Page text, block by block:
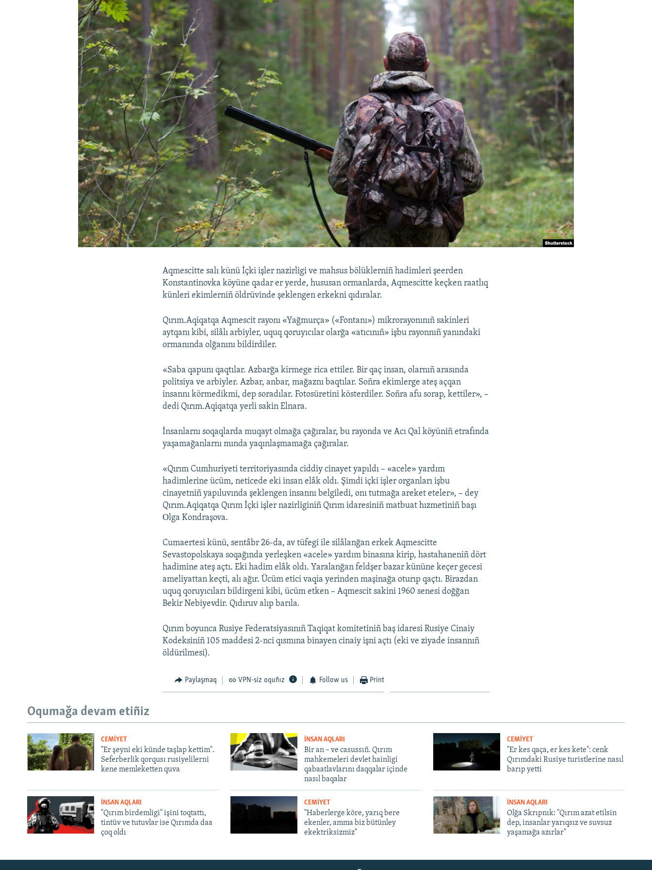
Русский
Aqmescitte salı künü İçki işler nazirligi ve mahsus bölüklerniñ hadimleri şeerden
Konstantinovka köyüne qadar er yerde, hususan ormanlarda, Aqmescitte keçken raatlıq
künleri ekimlerniñ öldrüvinde şeklengen erkekni qıdıralar.
Qırım.Aqiqatqa Aqmescit rayonı «Yağmurça» («Fontanı») mikrorayonınıñ sakinleri
aytqanı kibi, silâlı arbiyler, uquq qoruyıcılar olarğa «atıcınıñ» işbu rayonnıñ yanındaki
ormanında olğanını bildirdiler.
«Saba qapunı qaqtılar. Azbarğa kirmege rica ettiler. Bir qaç insan, olarnıñ arasında
politsiya ve arbiyler. Azbar, anbar, mağaznı baqtılar. Soñra ekimlerge ateş açqan
insannı körmedikmi, dep soradılar. Fotosüretini kösterdiler. Soñra afu sorap, kettiler», –
dedi Qırım.Aqiqatqa yerli sakin Elnara.
İnsanlarnı soqaqlarda muqayt olmağa çağıralar, bu rayonda ve Acı Qal köyüniñ etrafında
yaşamağanlarnı mında yaqınlaşmamağa çağıralar.
«Qırım Cumhuriyeti territoriyasında ciddiy cinayet yapıldı – «acele» yardım
hadimlerine ücüm, neticede eki insan elâk oldı. Şimdi içki işler organları işbu
cinayetniñ yapıluvında şeklengen insannı belgiledi, onı tutmağa areket eteler», – dey
Qırım.Aqiqatqa Qırım İçki işler nazirliginiñ Qırım idaresiniñ matbuat hızmetiniñ başı
Оlga Kondraşova.
Cumaertesi künü, sentâbr 26-da, av tüfegi ile silâlanğan erkek Aqmescitte
Sevastopolskaya soqağında yerleşken «acele» yardım binasına kirip, hastahaneniñ dört
hadimine ateş açtı. Eki hadim elâk oldı. Yaralanğan feldşer bazar kününe keçer gecesi
ameliyattan keçti, alı ağır. Ücüm etici vaqia yerinden maşinağa oturıp qaçtı. Birazdan
uquq qoruyıcıları bildirgeni kibi, ücüm etken – Aqmescit sakini 1960 senesi doğğan
Bekir Nebiyevdir. Qıdıruv alıp barıla.
Qırım boyunca Rusiye Federatsiyasınıñ Taqiqat komitetiniñ baş idaresi Rusiye Cinaiy
Kodeksiniñ 105 maddesi 2-nci qısmına binayen cinaiy işni açtı (eki ve ziyade insannıñ
öldürilmesi).
Paylaşmaq VPN-siz oquñız Follow us Print
Oqumağa devam etiñiz
CEMİYET
"Er şeyni eki künde taşlap kettim".
Seferberlik qorqusı rusiyelilerni
kene memleketten quva
İNSAN AQLARI
Bir an – ve casussıñ. Qırım
mahkemeleri devlet hainligi
qabaatlavlarını daqqalar içinde
nasıl baqalar
CEMİYET
"Er kes qaça, er kes kete": cenk
Qırımdaki Rusiye turistlerine nasıl
barıp yetti
İNSAN AQLARI
"Qırım birdemligi" işini toqtattı,
tintüv ve tutuvlar ise Qırımda daa
çoq oldı
CEMİYET
"Haberlerge köre, yarıq bere
ekenler, amma biz bütünley
ekektriksizmiz"
İNSAN AQLARI
Olğa Skrıpnık: "Qırım azat etilsin
dep, insanlar yarıqsız ve suvsuz
yaşamağa azırlar"